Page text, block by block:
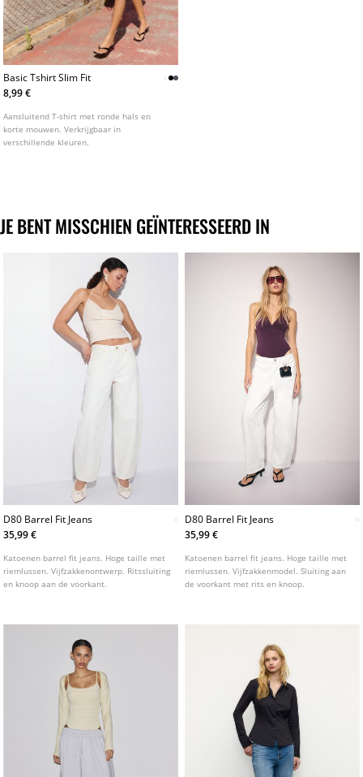
Basic Tshirt Slim Fit
8,99 €
Aansluitend T-shirt met ronde hals en
korte mouwen. Verkrijgbaar in
verschillende kleuren.
JE BENT MISSCHIEN GEÏNTERESSEERD IN
D80 Barrel Fit Jeans
35,99 €
Katoenen barrel fit jeans. Hoge taille met
riemlussen. Vijfzakkenontwerp. Ritssluiting
en knoop aan de voorkant.
D80 Barrel Fit Jeans
35,99 €
Katoenen barrel fit jeans. Hoge taille met
riemlussen. Vijfzakkenmodel. Sluiting aan
de voorkant met rits en knoop.